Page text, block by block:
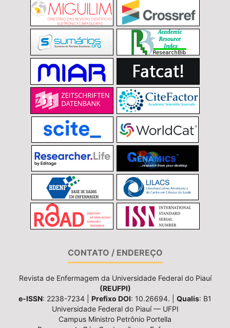
CONTATO / ENDEREÇO
Revista de Enfermagem da Universidade Federal do Piauí
(REUFPI)
e-ISSN: 2238-7234 | Prefixo DOI: 10.26694. | Qualis: B1
Universidade Federal do Piauí — UFPI
Campus Ministro Petrônio Portella